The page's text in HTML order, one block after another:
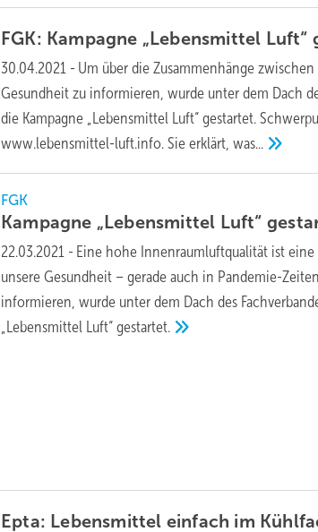
FGK: Kampagne „Lebensmittel Luft“
30.04.2021 - Um über die Zusammenhänge
Gesundheit zu informieren, wurde unter dem Dach
die Kampagne „Lebensmittel Luft“ gestartet.
www.lebensmittel-luft.info. Sie erklärt,was...
FGK
Kampagne „Lebensmittel Luft“
22.03.2021 - Eine hohe Innenraumluftqualität ist
unsere Gesundheit – gerade auch in Pandemie-
informieren, wurde unter dem Dach des
„Lebensmittel Luft“gestartet.
Epta: Lebensmittel einfach im